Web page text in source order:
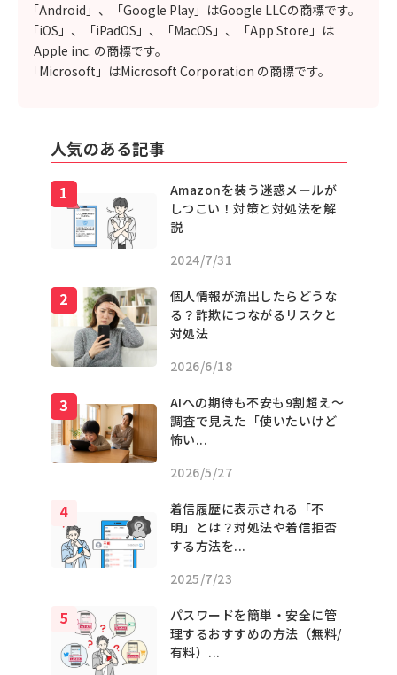
「Android」、「Google Play」はGoogle LLCの商標です。
「iOS」、「iPadOS」、「MacOS」、「App Store」は
Apple inc. の商標です。
「Microsoft」はMicrosoft Corporation の商標です。
人気のある記事
Amazonを装う迷惑メールが
しつこい！対策と対処法を解
説
2024/7/31
個人情報が流出したらどうな
る？詐欺につながるリスクと
対処法
2026/6/18
AIへの期待も不安も9割超え〜
調査で見えた「使いたいけど
怖い...
2026/5/27
着信履歴に表示される「不
明」とは？対処法や着信拒否
する方法を...
2025/7/23
パスワードを簡単・安全に管
理するおすすめの方法（無料/
有料）...